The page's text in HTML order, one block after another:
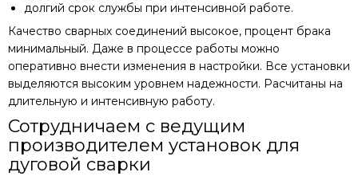
долгий срок службы при интенсивной работе.
Качество сварных соединений высокое, процент брака
минимальный. Даже в процессе работы можно
оперативно внести изменения в настройки. Все установки
выделяются высоким уровнем надежности. Расчитаны на
длительную и интенсивную работу.
Сотрудничаем с ведущим
производителем установок для
дуговой сварки